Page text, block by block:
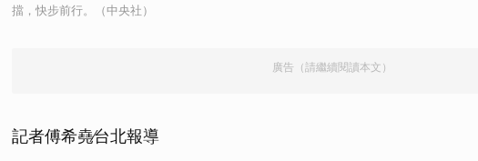
擋，快步前行。（中央社）
廣告（請繼續閱讀本文）
記者傅希堯∕台北報導